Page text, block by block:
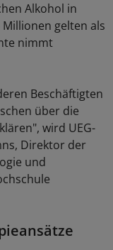
Alkohol in
gelten als
nimmt
Beschäftigten
über die
wird UEG-
Direktor der
und